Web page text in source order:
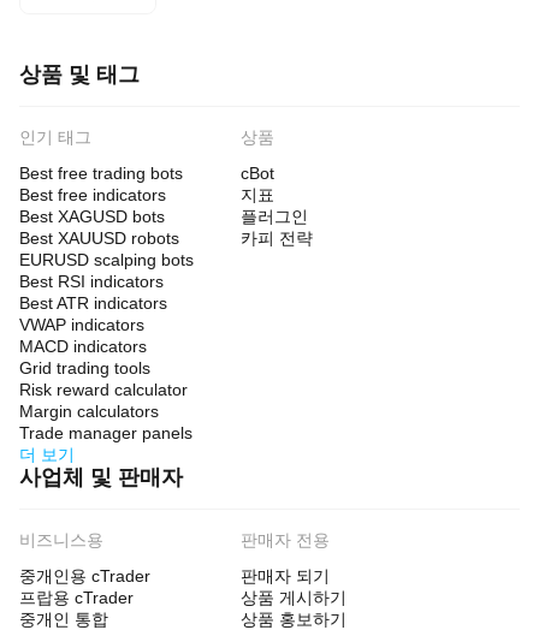
용
시
떤
성
능
을
보
이
는
지
파
악
하
는
데
도
움
이
됩
니
상품 및 태그
인기 태그
Best free trading bots
Best free indicators
Best XAGUSD bots
Best XAUUSD robots
EURUSD scalping bots
Best RSI indicators
Best ATR indicators
VWAP indicators
MACD indicators
Grid trading tools
Risk reward calculator
Margin calculators
Trade manager panels
더 보기
상품
cBot
지표
플러그인
카피 전략
사업체 및 판매자
비즈니스용
중개인용 cTrader
프랍용 cTrader
중개인 통합
판매자 전용
판매자 되기
상품 게시하기
상품 홍보하기